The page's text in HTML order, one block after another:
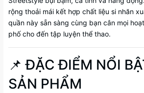
rộng thoải mái kết hợp chất liệu si nhăn
quần này sẵn sàng cùng bạn cân mọi
phố cho đến tập luyện thể thao.
📌 ĐẶC ĐIỂM NỔI
SẢN PHẨM